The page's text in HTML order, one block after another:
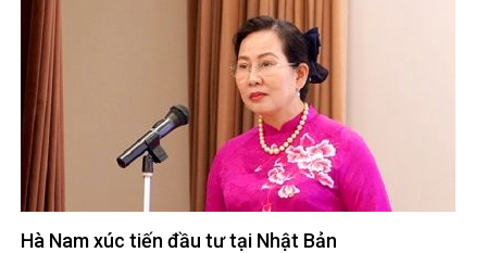
Hà Nam xúc tiến đầu tư tại Nhật Bản